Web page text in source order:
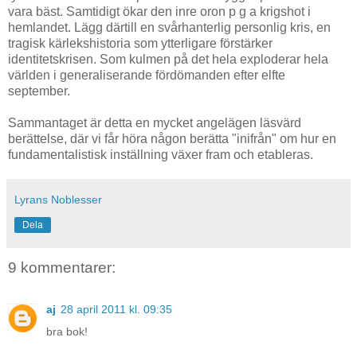
vara bäst. Samtidigt ökar den inre oron p g a krigshot i
hemlandet. Lägg därtill en svårhanterlig personlig kris, en
tragisk kärlekshistoria som ytterligare förstärker
identitetskrisen. Som kulmen på det hela exploderar hela
världen i generaliserande fördömanden efter elfte
september.
Sammantaget är detta en mycket angelägen läsvärd
berättelse, där vi får höra någon berätta "inifrån" om hur en
fundamentalistisk inställning växer fram och etableras.
Lyrans Noblesser
Dela
9 kommentarer:
aj 28 april 2011 kl. 09:35
bra bok!